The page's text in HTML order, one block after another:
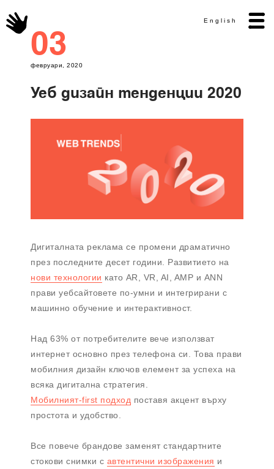
English
03
февруари, 2020
Уеб дизайн тенденции 2020
Дигиталната реклама се промени драматично
през последните десет години. Развитието на
нови технологии като AR, VR, AI, AMP и ANN
прави уебсайтовете по-умни и интегрирани с
машинно обучение и интерактивност.
Над 63% от потребителите вече използват
интернет основно през телефона си. Това прави
мобилния дизайн ключов елемент за успеха на
всяка дигитална стратегия.
Мобилният-first подход поставя акцент върху
простота и удобство.
Все повече брандове заменят стандартните
стокови снимки с автентични изображения и